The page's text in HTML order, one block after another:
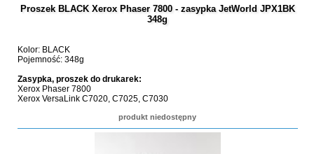
Proszek BLACK Xerox Phaser 7800 - zasypka JetWorld JPX1BK
348g
Kolor: BLACK
Pojemność: 348g
Zasypka, proszek do drukarek:
Xerox Phaser 7800
Xerox VersaLink C7020, C7025, C7030
produkt niedostępny